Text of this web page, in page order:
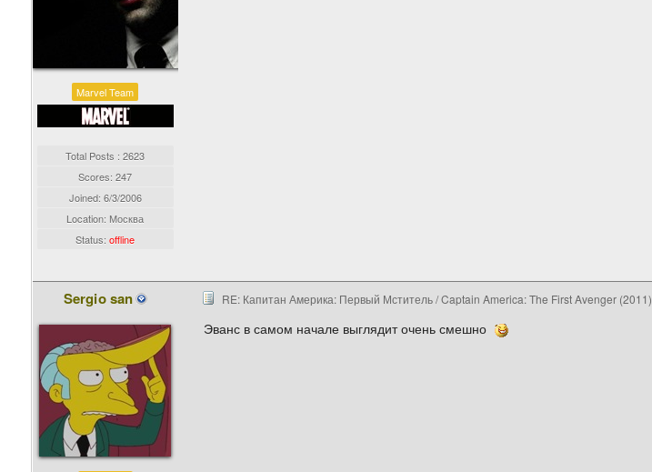
Marvel Team
Total Posts : 2623
Scores: 247
Joined: 6/3/2006
Location: Москва
Status:offline
Sergio san RE: Капитан Америка: Первый Мститель / Captain America: The First Avenger (2011)
Эванс в самом начале выглядит очень смешно